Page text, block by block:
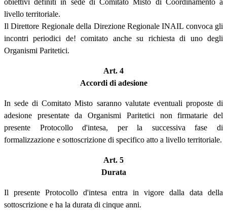
livello territoriale.
Il Direttore Regionale della Direzione Regionale INAIL convoca gli
incontri periodici de! comitato anche su richiesta di uno degli
Organismi Paritetici.
Art. 4
Accordi di adesione
In sede di Comitato Misto saranno valutate eventuali proposte di
adesione presentate da Organismi Paritetici non firmatarie del
presente Protocollo d'intesa, per la successiva fase di
formalizzazione e sottoscrizione di specifico atto a livello territoriale.
Art. 5
Durata
Il presente Protocollo d'intesa entra in vigore dalla data della
sottoscrizione e ha la durata di cinque anni.